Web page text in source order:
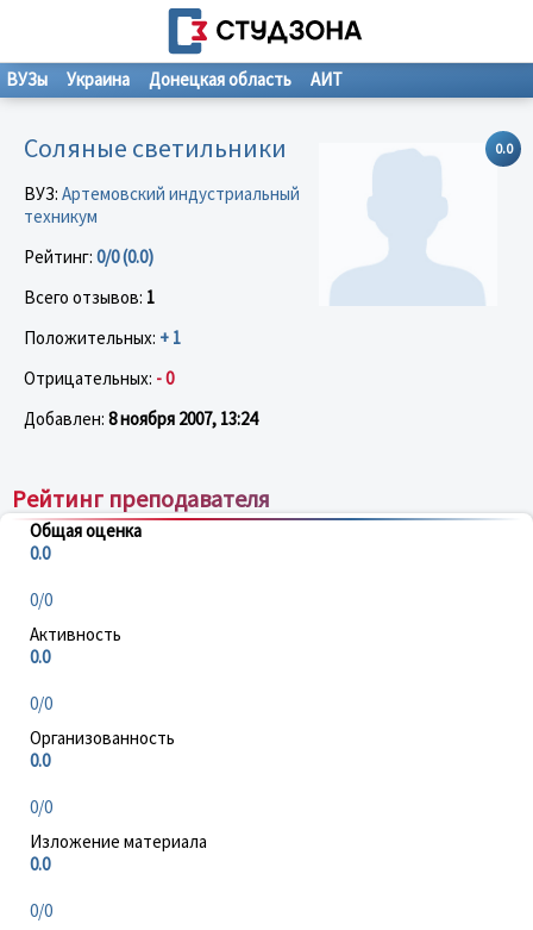
ВУЗы Украина Донецкая область АИТ
0.0
Соляные cветильники
ВУЗ: Артемовский индустриальный
техникум
Рейтинг: 0/0 (0.0)
Всего отзывов: 1
Положительных: + 1
Отрицательных: - 0
Добавлен: 8 ноября 2007, 13:24
Рейтинг преподавателя
Общая оценка
0.0
0/0
Активность
0.0
0/0
Организованность
0.0
0/0
Изложение материала
0.0
0/0